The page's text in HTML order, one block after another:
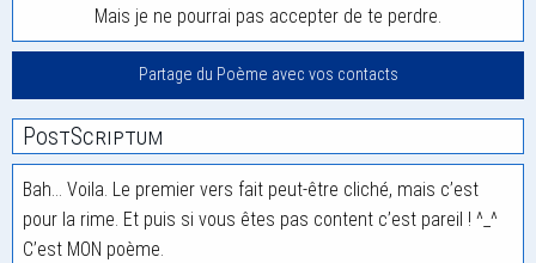
Mais je ne pourrai pas accepter de te perdre.
Partage du Poème avec vos contacts
PostScriptum
Bah… Voila. Le premier vers fait peut-être cliché, mais c’est
pour la rime. Et puis si vous êtes pas content c’est pareil ! ^_^
C’est MON poème.